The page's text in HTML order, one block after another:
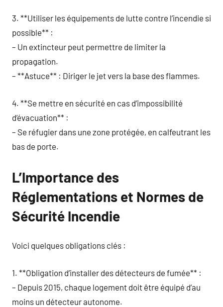
3. **Utiliser les équipements de lutte contre l’incendie si
possible** :
– Un extincteur peut permettre de limiter la
propagation.
– **Astuce** : Diriger le jet vers la base des flammes.
4. **Se mettre en sécurité en cas d’impossibilité
d’évacuation** :
– Se réfugier dans une zone protégée, en calfeutrant les
bas de porte.
L’Importance des
Réglementations et Normes de
Sécurité Incendie
Voici quelques obligations clés :
1. **Obligation d’installer des détecteurs de fumée** :
– Depuis 2015, chaque logement doit être équipé d’au
moins un détecteur autonome.